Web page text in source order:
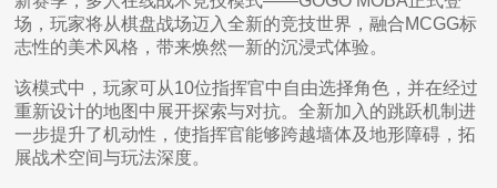
场，玩家将从棋盘战场迈入全新的竞技世界，融合MCGG标
志性的美术风格，带来焕然一新的沉浸式体验。
该模式中，玩家可从10位指挥官中自由选择角色，并在经过
重新设计的地图中展开探索与对抗。全新加入的跳跃机制进
一步提升了机动性，使指挥官能够跨越墙体及地形障碍，拓
展战术空间与玩法深度。